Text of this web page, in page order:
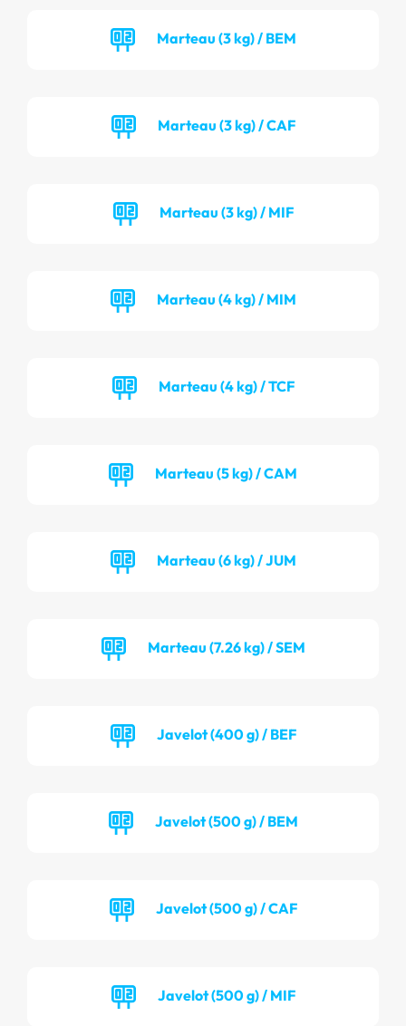
Marteau (3 kg) / BEM
Marteau (3 kg) / CAF
Marteau (3 kg) / MIF
Marteau (4 kg) / MIM
Marteau (4 kg) / TCF
Marteau (5 kg) / CAM
Marteau (6 kg) / JUM
Marteau (7.26 kg) / SEM
Javelot (400 g) / BEF
Javelot (500 g) / BEM
Javelot (500 g) / CAF
Javelot (500 g) / MIF